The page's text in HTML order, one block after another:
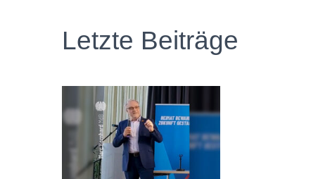
Letzte Beiträge